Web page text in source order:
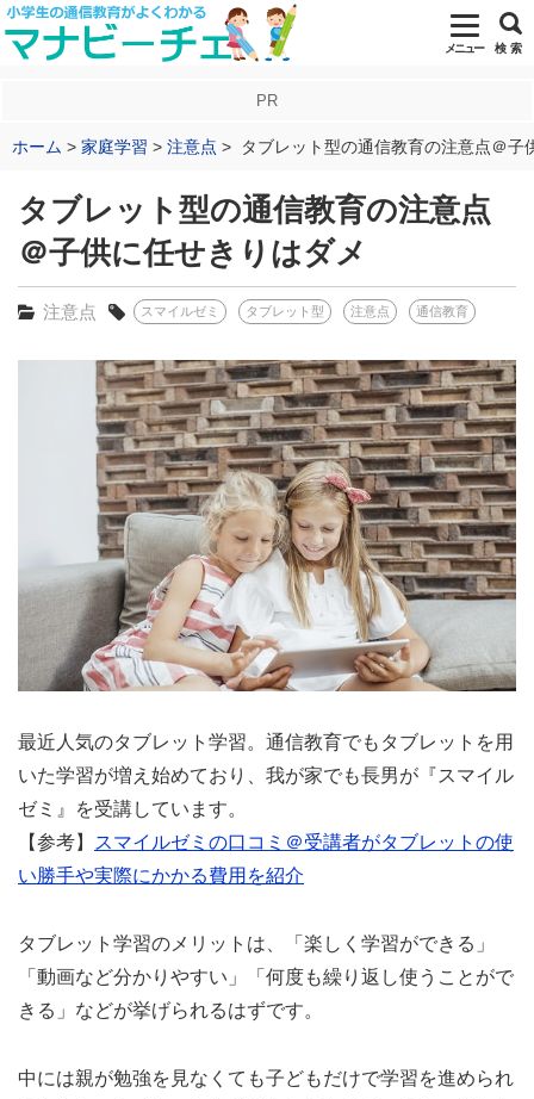
メニュー 検 索
PR
ホーム 家庭学習 注意点 タブレット型の通信教育の注意点＠子
タブレット型の通信教育の注意点
＠子供に任せきりはダメ
注意点 スマイルゼミ タブレット型 注意点 通信教育
最近人気のタブレット学習。通信教育でもタブレットを用
いた学習が増え始めており、我が家でも長男が『スマイル
ゼミ』を受講しています。
【参考】
スマイルゼミの口コミ＠受講者がタブレットの使
い勝手や実際にかかる費用を紹介
タブレット学習のメリットは、「楽しく学習ができる」
「動画など分かりやすい」「何度も繰り返し使うことがで
きる」などが挙げられるはずです。
中には親が勉強を見なくても子どもだけで学習を進められ